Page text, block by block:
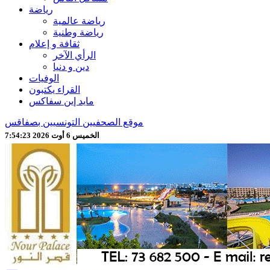
رياضة
رياضة عالمية
رياضة وطنية
ثقافة و إعلام
الرأي الآخر
دين و دنيا
الوفيات
القراء يكتبون
مايد إين سفاكس
موقع الصحفيين التونسيين بصفاقس
الخميس 6 أوت 2026 7:54:25